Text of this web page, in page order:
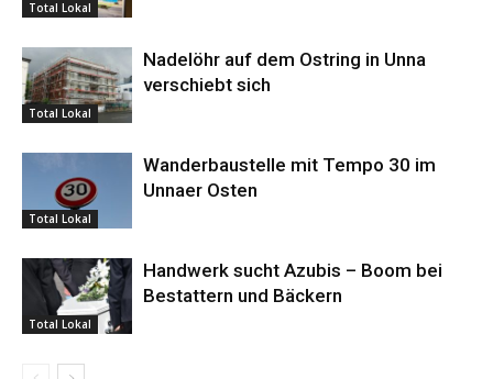
Total Lokal
Total Lokal
Nadelöhr auf dem Ostring in Unna
verschiebt sich
Total Lokal
Wanderbaustelle mit Tempo 30 im
Unnaer Osten
Total Lokal
Handwerk sucht Azubis – Boom bei
Bestattern und Bäckern